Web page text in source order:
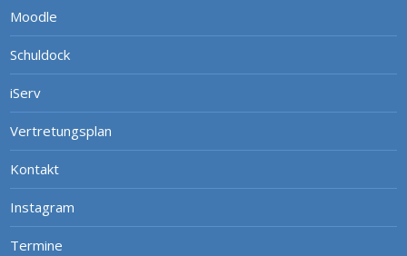
Moodle
Schuldock
iServ
Vertretungsplan
Kontakt
Instagram
Termine